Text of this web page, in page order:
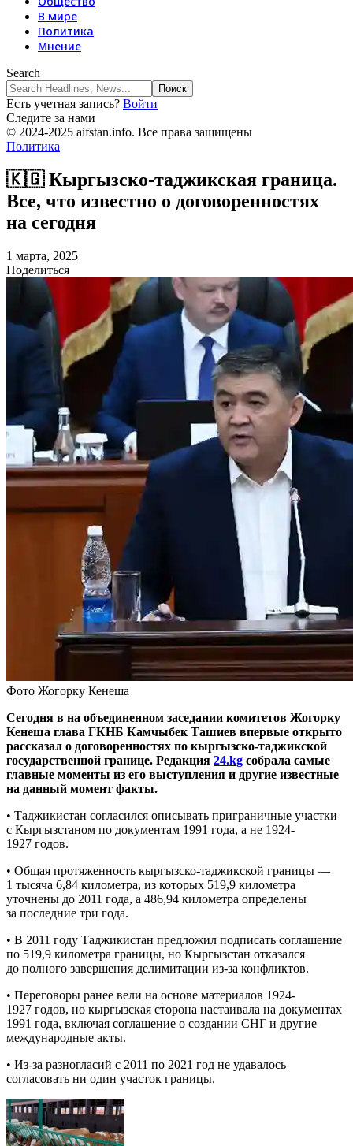
В мире
Политика
Мнение
Search
Есть учетная запись? Войти
Следите за нами
© 2024-2025 aifstan.info. Все права защищены
Политика
🇰🇬 Кыргызско-таджикская граница.
Все, что известно о договоренностях
на сегодня
1 марта, 2025
Поделиться
Фото Жогорку Кенеша
Сегодня в на объединенном заседании комитетов Жогорку
Кенеша глава ГКНБ Камчыбек Ташиев впервые открыто
рассказал о договоренностях по кыргызско-таджикской
государственной границе. Редакция 24.kg собрала самые
главные моменты из его выступления и другие известные
на данный момент факты.
• Таджикистан согласился описывать приграничные участки
с Кыргызстаном по документам 1991 года, а не 1924-
1927 годов.
• Общая протяженность кыргызско-таджикской границы —
1 тысяча 6,84 километра, из которых 519,9 километра
уточнены до 2011 года, а 486,94 километра определены
за последние три года.
• В 2011 году Таджикистан предложил подписать соглашение
по 519,9 километра границы, но Кыргызстан отказался
до полного завершения делимитации из-за конфликтов.
• Переговоры ранее вели на основе материалов 1924-
1927 годов, но кыргызская сторона настаивала на документах
1991 года, включая соглашение о создании СНГ и другие
международные акты.
• Из-за разногласий с 2011 по 2021 год не удавалось
согласовать ни один участок границы.